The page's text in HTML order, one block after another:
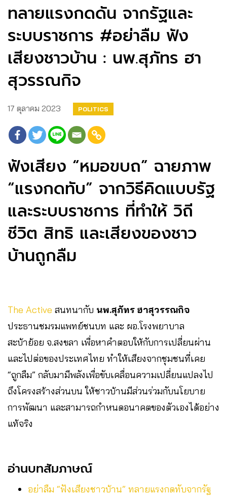
ทลายแรงกดดัน จากรัฐและ
ระบบราชการ #อย่าลืม ฟัง
เสียงชาวบ้าน : นพ.สุภัทร ฮา
สุวรรณกิจ
17 ตุลาคม 2023 POLITICS
ฟังเสียง “หมอขบถ” ฉายภาพ
“แรงกดทับ” จากวิธีคิดแบบรัฐ
และระบบราชการ ที่ทำให้ วิถี
ชีวิต สิทธิ และเสียงของชาว
บ้านถูกลืม
The Active สนทนากับ นพ.สุภัทร ฮาสุวรรณกิจ
ประธานชมรมแพทย์ชนบท และ ผอ.โรงพยาบาล
สะบ้าย้อย จ.สงขลา เพื่อหาคำตอบให้กับการเปลี่ยนผ่าน
และไปต่อของประเทศไทย ทำให้เสียงจากชุมชนที่เคย
“ถูกลืม” กลับมามีพลังเพื่อขับเคลื่อนความเปลี่ยนแปลงไป
ถึงโครงสร้างส่วนบน ให้ชาวบ้านมีส่วนร่วมกับนโยบาย
การพัฒนา และสามารถกำหนดอนาคตของตัวเองได้อย่าง
แท้จริง
อ่านบทสัมภาษณ์
อย่าลืม “ฟังเสียงชาวบ้าน” ทลายแรงกดทับจากรัฐ